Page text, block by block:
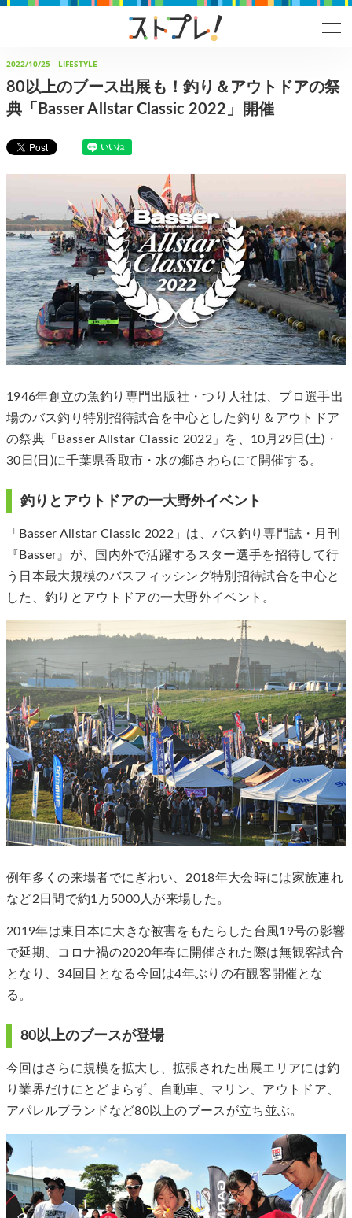
2022/10/25 LIFESTYLE
80以上のブース出展も！釣り＆アウトドアの祭
典「Basser Allstar Classic 2022」開催
1946年創立の魚釣り専門出版社・つり人社は、プロ選⼿出
場のバス釣り特別招待試合を中心とした釣り＆アウトドア
の祭典「Basser Allstar Classic 2022」を、10⽉29日(土)・
30日(日)に千葉県香取市・水の郷さわらにて開催する。
釣りとアウトドアの⼀⼤野外イベント
「Basser Allstar Classic 2022」は、バス釣り専門誌・⽉刊
『Basser』が、国内外で活躍するスター選手を招待して行
う日本最大規模のバスフィッシング特別招待試合を中心と
した、釣りとアウトドアの⼀大野外イベント。
例年多くの来場者でにぎわい、2018年大会時には家族連れ
など2日間で約1万5000人が来場した。
2019年は東日本に大きな被害をもたらした台⾵19号の影響
で延期、コロナ禍の2020年春に開催された際は無観客試合
となり、34回目となる今回は4年ぶりの有観客開催とな
る。
80以上のブースが登場
今回はさらに規模を拡大し、拡張された出展エリアには釣
り業界だけにとどまらず、自動車、マリン、アウトドア、
アパレルブランドなど80以上のブースが立ち並ぶ。